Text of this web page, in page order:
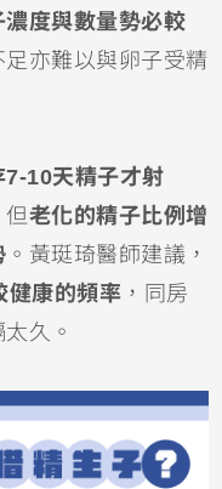
濃度與數量勢必較
亦難以與卵子受精
10天精子才射
老化的精子比例增
。黃珽琦醫師建議，
健康的頻率 ，同房
久。